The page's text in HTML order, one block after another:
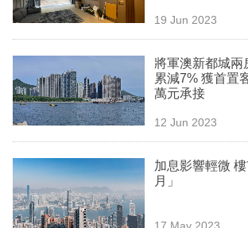
理
業
科
技
職
場
19 Jun 2023
將軍澳新都城兩
累減7% 獲首置客以「筍價」600
萬元承接
12 Jun 2023
加息影響輕微
月」